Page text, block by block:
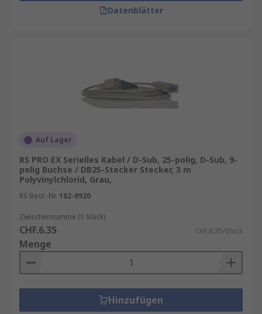
Datenblätter
Auf Lager
RS PRO EX Serielles Kabel / D-Sub, 25-polig, D-Sub, 9-
polig Buchse / DB25-Stecker Stecker, 3 m
Polyvinylchlorid, Grau,
RS Best.-Nr. 182-8920
Zwischensumme (1 Stück)
CHF.6.35 CHF.6.35/Stück
Menge
Hinzufügen